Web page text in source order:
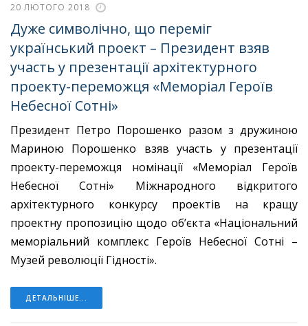
20 ЛЮТОГО 2018
Дуже символічно, що переміг
український проект – Президент взяв
участь у презентації архітектурного
проекту-переможця «Меморіал Героїв
Небесної Сотні»
Президент Петро Порошенко разом з дружиною
Мариною Порошенко взяв участь у презентації
проекту-переможця номінації «Меморіал Героїв
Небесної Сотні» Міжнародного відкритого
архітектурного конкурсу проектів на кращу
проектну пропозицію щодо об’єкта «Національний
меморіальний комплекс Героїв Небесної Сотні –
Музей революції Гідності».
ДЕТАЛЬНІШЕ...